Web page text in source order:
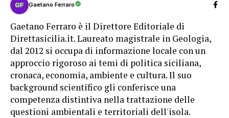
Gaetano Ferraro
Gaetano Ferraro è il Direttore Editoriale di
Direttasicilia.it. Laureato magistrale in Geologia,
dal 2012 si occupa di informazione locale con un
approccio rigoroso ai temi di politica siciliana,
cronaca, economia, ambiente e cultura. Il suo
background scientifico gli conferisce una
competenza distintiva nella trattazione delle
questioni ambientali e territoriali dell'isola.